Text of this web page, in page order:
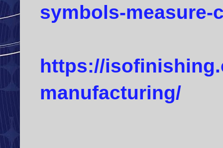
symbols-measure-
https://
manufacturing/